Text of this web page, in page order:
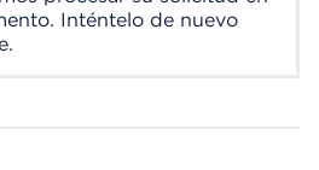
Inténtelo de nuevo